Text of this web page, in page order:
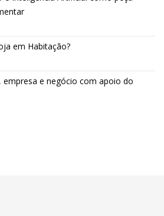
em Habitação?
e negócio com apoio do